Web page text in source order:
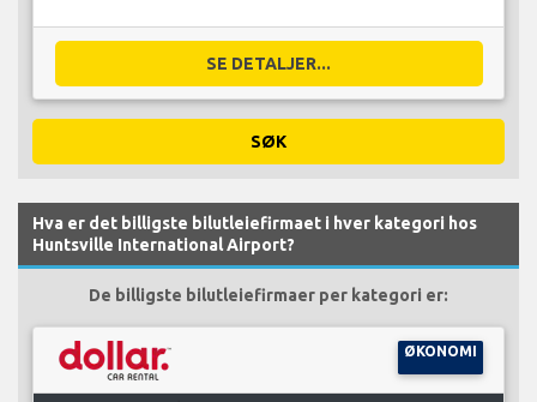
SE DETALJER...
SØK
Hva er det billigste bilutleiefirmaet i hver kategori hos
Huntsville International Airport?
De billigste bilutleiefirmaer per kategori er:
ØKONOMI